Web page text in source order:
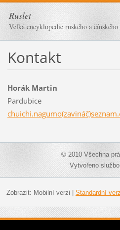
Ruslet
Velká encyklopedie ruského a
Kontakt
Horák Martin
Pardubice
© 2010 Všechna
Vytvořeno
Zobrazit: Mobilní verzi Standardní